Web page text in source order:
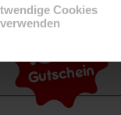
Cookies
verwenden
15€
Gutschein